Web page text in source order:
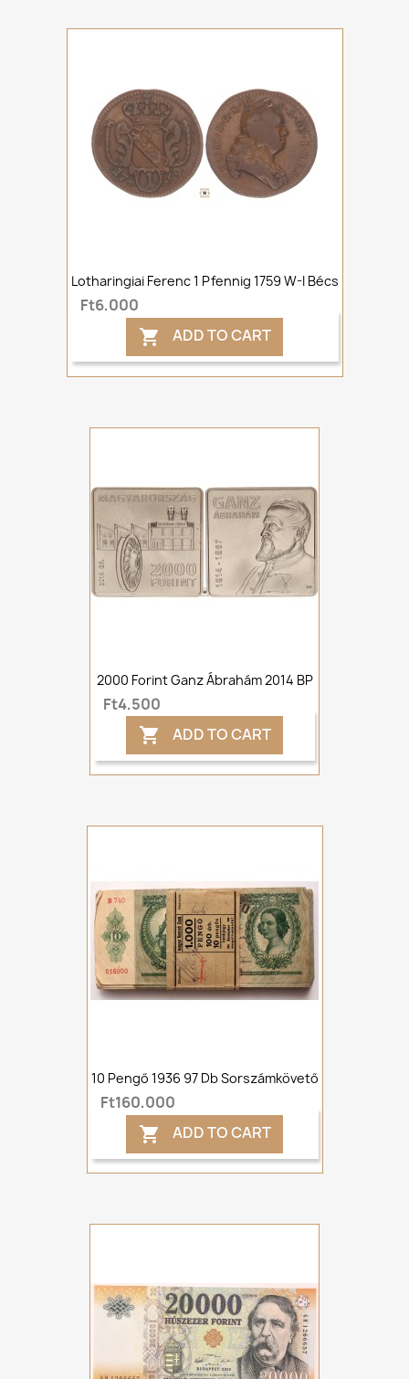
Lotharingiai Ferenc 1 Pfennig 1759 W-I Bécs
Ft6,000
 ADD TO CART
2000 Forint Ganz Ábrahám 2014 BP
Ft4,500
 ADD TO CART
10 Pengő 1936 97 Db Sorszámkövető
Ft160,000
 ADD TO CART